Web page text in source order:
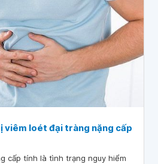
viêm loét đại tràng nặng cấp
cấp tính là tình trạng nguy hiểm